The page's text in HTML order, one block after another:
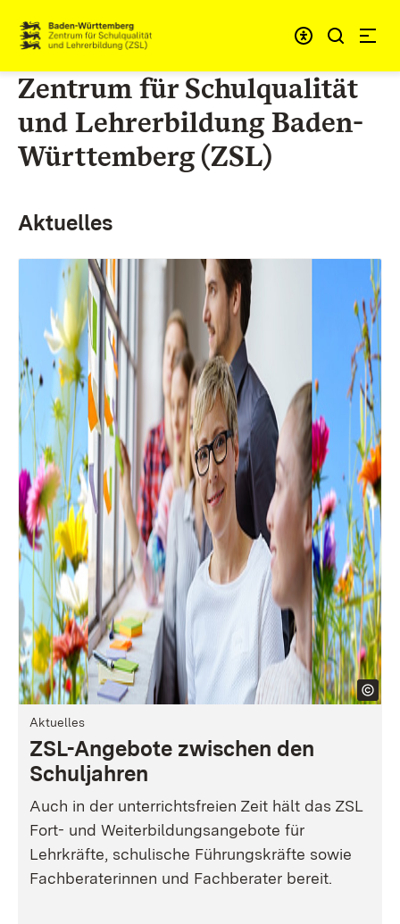
Skip to content
Link to homepage
Zentrum für Schulqualität
und Lehrerbildung Baden-
Württemberg (ZSL)
Aktuelles
Aktuelles
ZSL-Angebote zwischen den
Schuljahren
Auch in der unterrichtsfreien Zeit hält das ZSL
Fort- und Weiterbildungsangebote für
Lehrkräfte, schulische Führungskräfte sowie
Fachberaterinnen und Fachberater bereit.